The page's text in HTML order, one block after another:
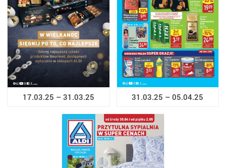
17.03.25 – 31.03.25 31.03.25 – 05.04.25